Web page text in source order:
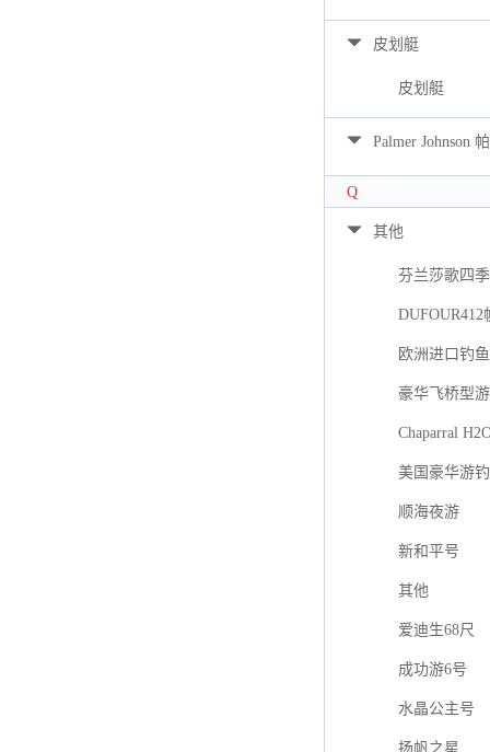
皮划艇
皮划艇
Palmer Johnson
Q
其他
芬兰莎歌四
DUFOUR412
欧洲进口钓
豪华飞桥型
Chaparral
美国豪华游
顺海夜游
新和平号
其他
爱迪生68尺
成功游6号
水晶公主号
扬帆之星